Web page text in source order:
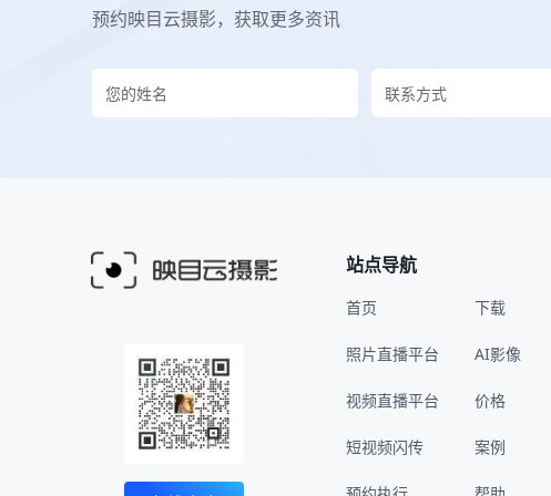
预约映目云摄影，获取更多资讯
站点导航
首页
照片直播平台
视频直播平台
短视频闪传
下载
AI影像
价格
案例